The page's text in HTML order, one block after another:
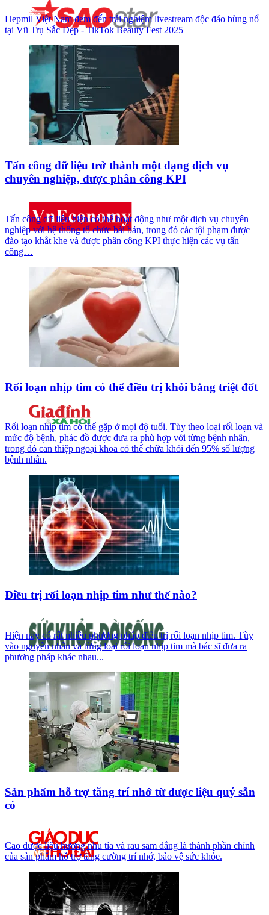
Hepmil Việt Nam đem đến trải nghiệm livestream độc đáo bùng nổ
tại Vũ Trụ Sắc Đẹp - TikTok Beauty Fest 2025
Tấn công dữ liệu trở thành một dạng dịch vụ
chuyên nghiệp, được phân công KPI
Tấn công dữ liệu hiện có thể hoạt động như một dịch vụ chuyên
nghiệp với hệ thống tổ chức bài bản, trong đó các tội phạm được
đào tạo khắt khe và được phân công KPI thực hiện các vụ tấn
công…
Rối loạn nhịp tim có thể điều trị khỏi bằng triệt đốt
Rối loạn nhịp tim có thể gặp ở mọi độ tuổi. Tùy theo loại rối loạn và
mức độ bệnh, phác đồ được đưa ra phù hợp với từng bệnh nhân,
trong đó can thiệp ngoại khoa có thể chữa khỏi đến 95% số lượng
bệnh nhân.
Điều trị rối loạn nhịp tim như thế nào?
Hiện nay có rất nhiều phương pháp điều trị rối loạn nhịp tim. Tùy
vào nguyên nhân và từng loại rối loạn nhịp tim mà bác sĩ đưa ra
phương pháp khác nhau...
Sản phẩm hỗ trợ tăng trí nhớ từ dược liệu quý sẵn
có
Cao dược liệu hương nhu tía và rau sam đắng là thành phần chính
của sản phẩm hỗ trợ tăng cường trí nhớ, bảo vệ sức khỏe.